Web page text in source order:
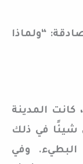
“ولماذا
كانت المدينة
شيئًا في ذلك
البطيء. وفي